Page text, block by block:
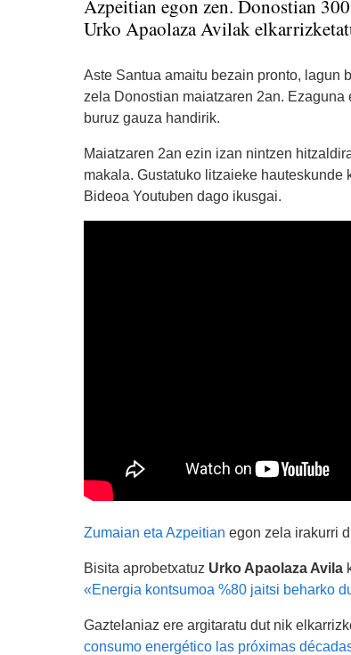
Azpeitian egon zen. Donostian
Urko Apaolaza Avilak
Aste Santua amaitu bezain pronto, lagun
zela Donostian maiatzaren 2an. Ezaguna
buruz gauza handirik.
Maiatzaren 2an ezin izan nintzen
makala. Gustatuko litzaieke
Bideoa Youtuben dago ikusgai.
Zumaian eta Azpeitian egon zela irakurri
Bisita aprobetxatuz Urko Apaolaza Avila
«Energia kontsumoa %80 jaitsi beharko
Gaztelaniaz ere argitaratu dut nik
consumo energético las próximas